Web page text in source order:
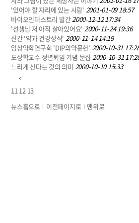
'있어야 할 자리에 있는 사람' 2001-01-09 18:57
바이오인더스트리 발간2000-12-12 17:34
'선생님 저 아직 살아있어요' 2000-11-24 19:36
신간 '약과 건강상식' 2000-11-14 14:19
임상약학연구회 'DIP의약문헌' 2000-10-31
도상학교수 정년퇴임 기념 문집 2000-10-31
느리게 산다는 것의 의미 2000-10-10 15:33
11 12 13
뉴스홈으로
이전페이지로 맨위로